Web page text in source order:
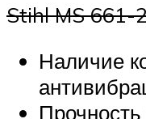
Stihl MS 661-
Наличие
Прочность